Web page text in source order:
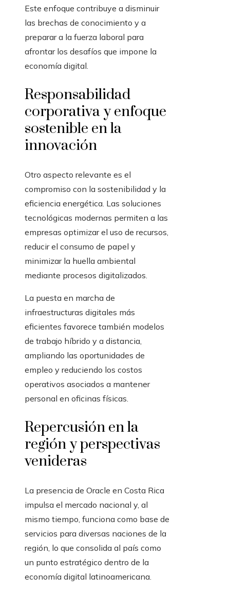
Este enfoque contribuye a disminuir
las brechas de conocimiento y a
preparar a la fuerza laboral para
afrontar los desafíos que impone la
economía digital.
Responsabilidad
corporativa y enfoque
sostenible en la
innovación
Otro aspecto relevante es el
compromiso con la sostenibilidad y la
eficiencia energética. Las soluciones
tecnológicas modernas permiten a las
empresas optimizar el uso de recursos,
reducir el consumo de papel y
minimizar la huella ambiental
mediante procesos digitalizados.
La puesta en marcha de
infraestructuras digitales más
eficientes favorece también modelos
de trabajo híbrido y a distancia,
ampliando las oportunidades de
empleo y reduciendo los costos
operativos asociados a mantener
personal en oficinas físicas.
Repercusión en la
región y perspectivas
venideras
La presencia de Oracle en Costa Rica
impulsa el mercado nacional y, al
mismo tiempo, funciona como base de
servicios para diversas naciones de la
región, lo que consolida al país como
un punto estratégico dentro de la
economía digital latinoamericana.